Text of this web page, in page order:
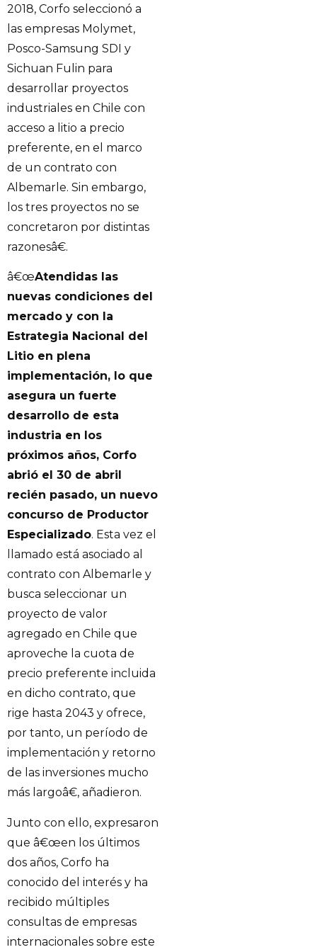
2018, Corfo seleccionó a
las empresas Molymet,
Posco-Samsung SDI y
Sichuan Fulin para
desarrollar proyectos
industriales en Chile con
acceso a litio a precio
preferente, en el marco
de un contrato con
Albemarle. Sin embargo,
los tres proyectos no se
concretaron por distintas
razonesâ€.
â€œAtendidas las
nuevas condiciones del
mercado y con la
Estrategia Nacional del
Litio en plena
implementación, lo que
asegura un fuerte
desarrollo de esta
industria en los
próximos años, Corfo
abrió el 30 de abril
recién pasado, un nuevo
concurso de Productor
Especializado. Esta vez el
llamado está asociado al
contrato con Albemarle y
busca seleccionar un
proyecto de valor
agregado en Chile que
aproveche la cuota de
precio preferente incluida
en dicho contrato, que
rige hasta 2043 y ofrece,
por tanto, un período de
implementación y retorno
de las inversiones mucho
más largoâ€, añadieron.
Junto con ello, expresaron
que â€œen los últimos
dos años, Corfo ha
conocido del interés y ha
recibido múltiples
consultas de empresas
internacionales sobre este